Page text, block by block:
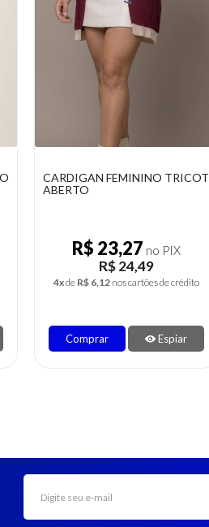
CARDIGAN FEMININO TRICOT
ABERTO
R$ 23,27 no PIX
R$ 24,49
4xde R$ 6,12 nos cartões de crédito
Comprar Espiar